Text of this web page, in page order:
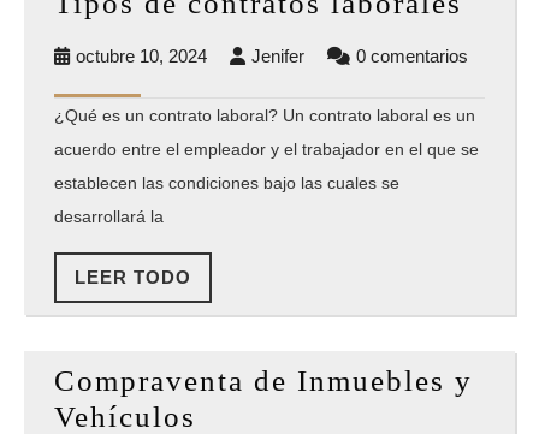
octubre 10, 2024octubre
2024
JeniferJenifer 0 comentarios
¿Qué es un contrato laboral? Un contrato laboral es un
acuerdo entre el empleador y el trabajador en el que se
establecen las condiciones bajo las cuales se
desarrollará la
LEER TODO
TODO
Compraventa de Inmuebles y
Vehículos